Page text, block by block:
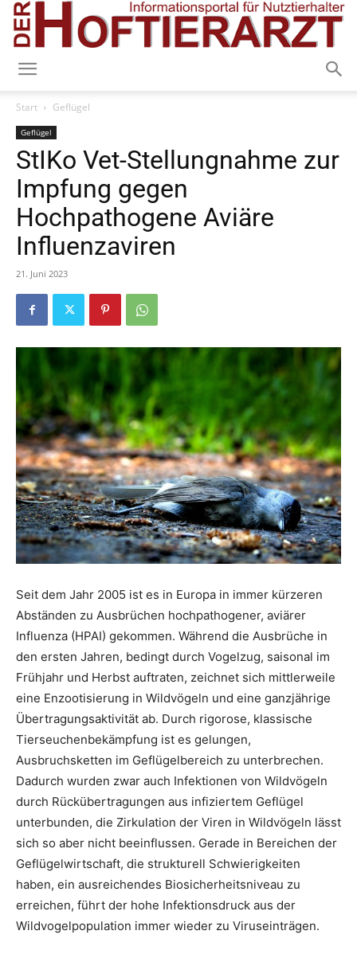
Start Geflügel
Geflügel
StIKo Vet-Stellungnahme zur
Impfung gegen
Hochpathogene Aviäre
Influenzaviren
21. Juni 2023
Seit dem Jahr 2005 ist es in Europa in immer kürzeren
Abständen zu Ausbrüchen hochpathogener, aviärer
Influenza (HPAI) gekommen. Während die Ausbrüche in
den ersten Jahren, bedingt durch Vogelzug, saisonal im
Frühjahr und Herbst auftraten, zeichnet sich mittlerweile
eine Enzootisierung in Wildvögeln und eine ganzjährige
Übertragungsaktivität ab. Durch rigorose, klassische
Tierseuchenbekämpfung ist es gelungen,
Ausbruchsketten im Geflügelbereich zu unterbrechen.
Dadurch wurden zwar auch Infektionen von Wildvögeln
durch Rückübertragungen aus infiziertem Geflügel
unterbunden, die Zirkulation der Viren in Wildvögeln lässt
sich so aber nicht beeinflussen. Gerade in Bereichen der
Geflügelwirtschaft, die strukturell Schwierigkeiten
haben, ein ausreichendes Biosicherheitsniveau zu
erreichen, führt der hohe Infektionsdruck aus der
Wildvogelpopulation immer wieder zu Viruseinträgen.